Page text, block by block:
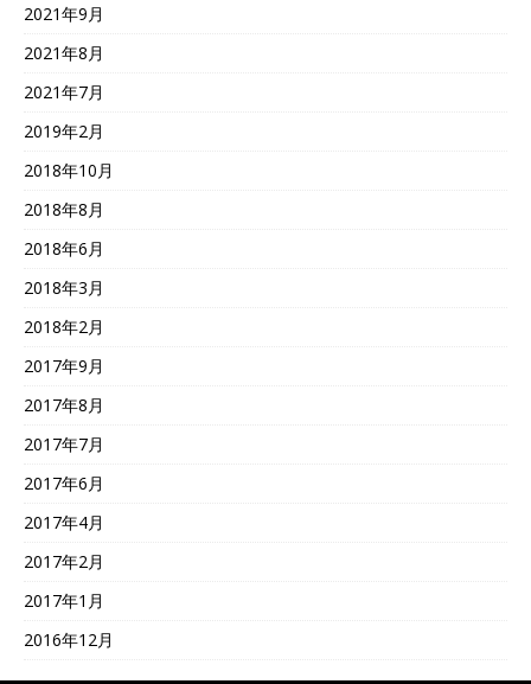
2021年9月
2021年8月
2021年7月
2019年2月
2018年10月
2018年8月
2018年6月
2018年3月
2018年2月
2017年9月
2017年8月
2017年7月
2017年6月
2017年4月
2017年2月
2017年1月
2016年12月